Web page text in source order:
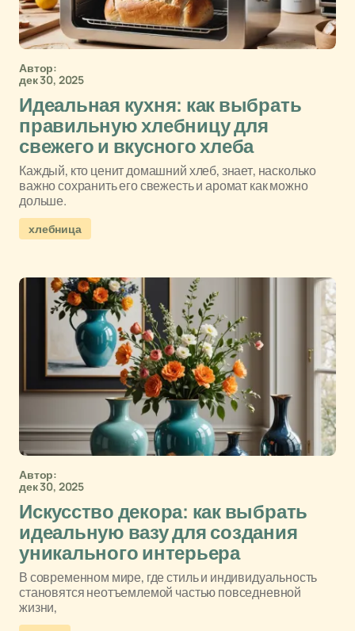
Автор:
дек 30, 2025
Идеальная кухня: как выбрать
правильную хлебницу для
свежего и вкусного хлеба
Каждый, кто ценит домашний хлеб, знает, насколько
важно сохранить его свежесть и аромат как можно
дольше.
хлебница
Автор:
дек 30, 2025
Искусство декора: как выбрать
идеальную вазу для создания
уникального интерьера
В современном мире, где стиль и индивидуальность
становятся неотъемлемой частью повседневной
жизни,